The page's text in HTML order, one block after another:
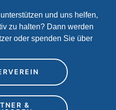
und uns helfen,
zu halten? Dann werden
oder spenden Sie über
&